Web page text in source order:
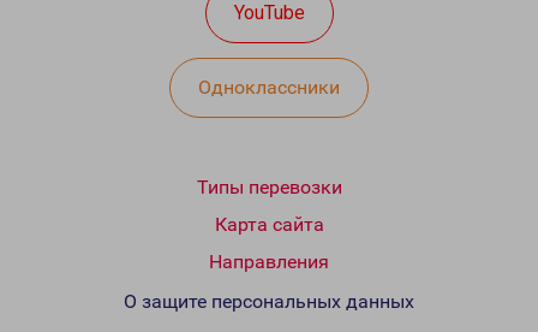
YouTube
Одноклассники
Типы перевозки
Карта сайта
Направления
О защите персональных данных